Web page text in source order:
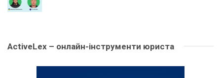
ActiveLex – онлайн-інструменти юриста